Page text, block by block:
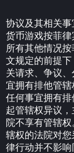
协议及其相关
货币游戏按菲律
所有其他情况
文规定的前提
关请求、争议
宜拥有排他管
任何事宜拥有
起管辖权异议
院不享有管辖
辖权的法院对
律行动并不影